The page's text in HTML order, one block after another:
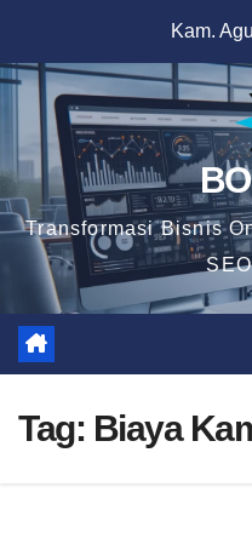
content
Kam.
Transformasi Bisnis
Tag: Biaya